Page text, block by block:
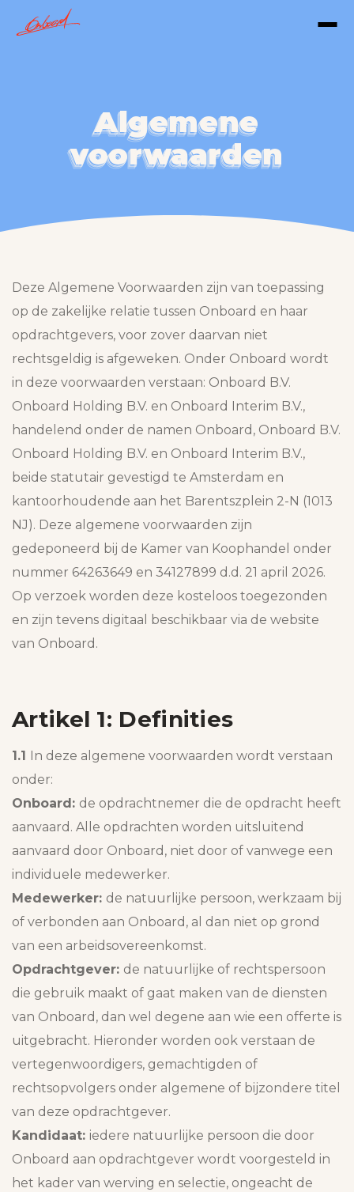
Algemene
voorwaarden
Algemene
voorwaarden
Algemene
voorwaarden
Algemene
voorwaarden
Deze Algemene Voorwaarden zijn van toepassing
op de zakelijke relatie tussen Onboard en haar
opdrachtgevers, voor zover daarvan niet
rechtsgeldig is afgeweken. Onder Onboard wordt
in deze voorwaarden verstaan: Onboard B.V.
Onboard Holding B.V. en Onboard Interim B.V.,
handelend onder de namen Onboard, Onboard B.V.
Onboard Holding B.V. en Onboard Interim B.V.,
beide statutair gevestigd te Amsterdam en
kantoorhoudende aan het Barentszplein 2-N (1013
NJ). Deze algemene voorwaarden zijn
gedeponeerd bij de Kamer van Koophandel onder
nummer 64263649 en 34127899 d.d. 21 april 2026.
Op verzoek worden deze kosteloos toegezonden
en zijn tevens digitaal beschikbaar via de website
van Onboard.
Artikel 1: Definities
1.1
In deze algemene voorwaarden wordt verstaan
onder:
Onboard: de opdrachtnemer die de opdracht heeft
aanvaard. Alle opdrachten worden uitsluitend
aanvaard door Onboard, niet door of vanwege een
individuele medewerker.
Medewerker: de natuurlijke persoon, werkzaam bij
of verbonden aan Onboard, al dan niet op grond
van een arbeidsovereenkomst.
Opdrachtgever: de natuurlijke of rechtspersoon
die gebruik maakt of gaat maken van de diensten
van Onboard, dan wel degene aan wie een offerte is
uitgebracht. Hieronder worden ook verstaan de
vertegenwoordigers, gemachtigden of
rechtsopvolgers onder algemene of bijzondere titel
van deze opdrachtgever.
Kandidaat: iedere natuurlijke persoon die door
Onboard aan opdrachtgever wordt voorgesteld in
het kader van werving en selectie, ongeacht de